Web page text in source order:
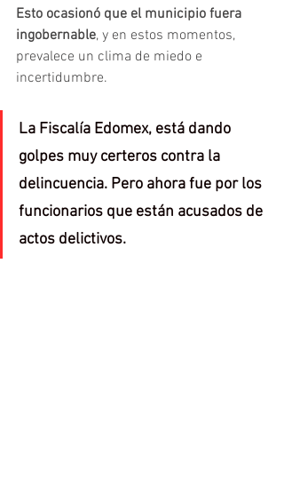
Esto ocasionó que el municipio fuera
ingobernable, y en estos momentos,
prevalece un clima de miedo e
incertidumbre.
La Fiscalía Edomex, está dando
golpes muy certeros contra la
delincuencia. Pero ahora fue por los
funcionarios que están acusados de
actos delictivos.